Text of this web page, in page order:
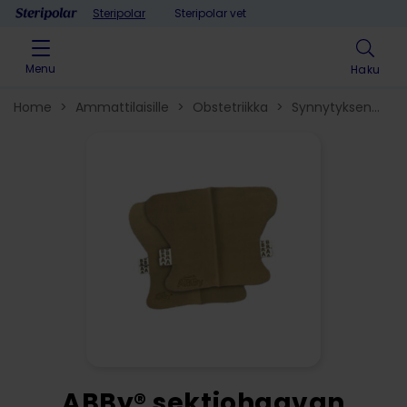
Skip to contentSteripolar Steripolar vet
Menu Haku
Home > Ammattilaisille > Obstetriikka​ > Synnytyksen